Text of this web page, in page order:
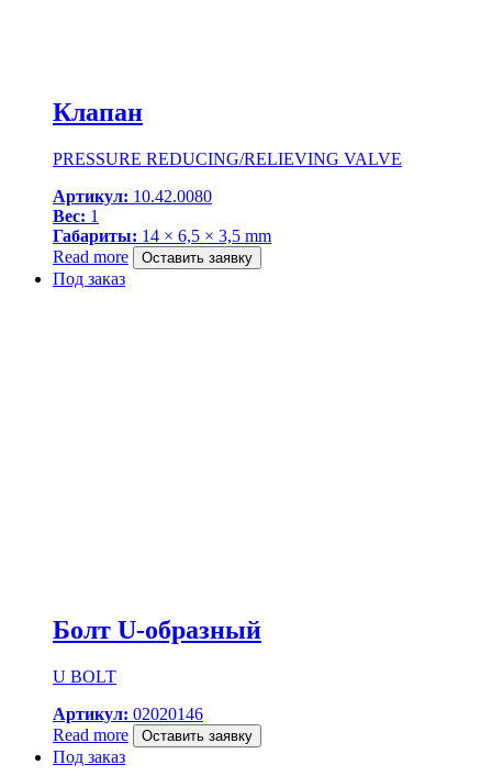
Клапан
PRESSURE REDUCING/RELIEVING VALVE
Артикул: 10.42.0080
Вес: 1
Габариты: 14 × 6,5 × 3,5 mm
Read more
Оставить заявку
Под заказ
Болт U-образный
U BOLT
Артикул: 02020146
Read more
Оставить заявку
Под заказ